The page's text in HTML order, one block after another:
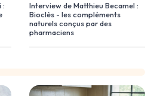
:
Interview de Matthieu Becamel :
Bioclès - les compléments
naturels conçus par des
pharmaciens